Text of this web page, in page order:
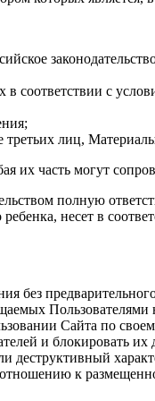
соответствии с
третьих лиц,
их часть могут
полную
несет в
без
Сайта по
и блокировать
деструктивный
к